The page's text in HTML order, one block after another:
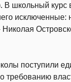
курс
Николая
поступили